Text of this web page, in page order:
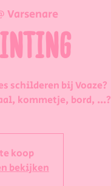
Varsenare
schilderen bij Voaze?
kommetje, bord, ...?
koop
bekijken